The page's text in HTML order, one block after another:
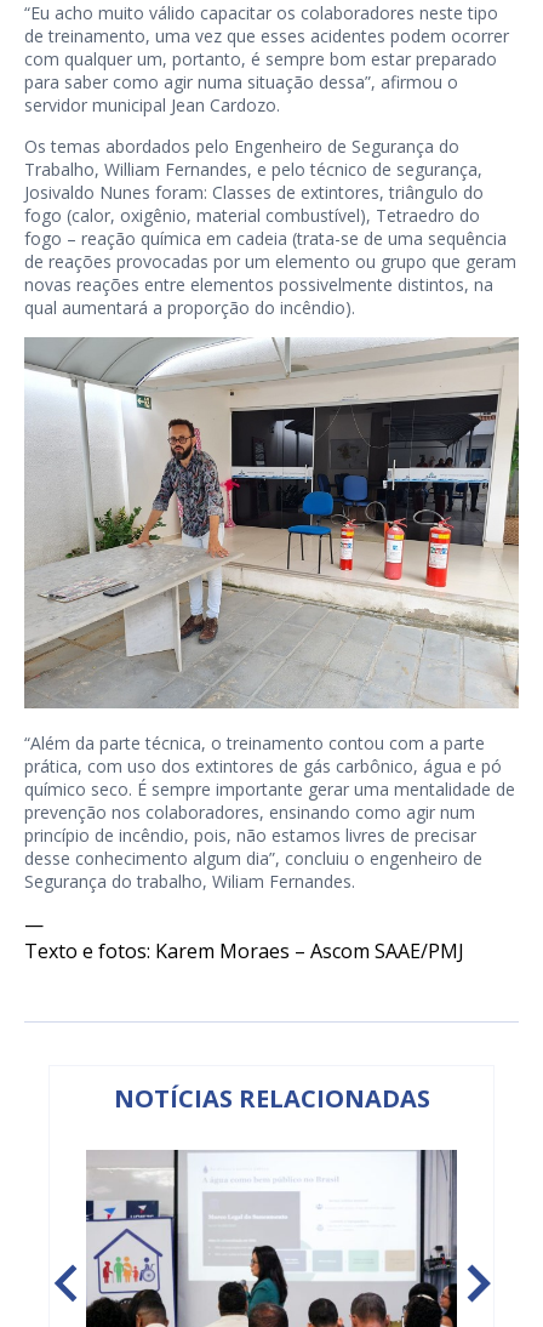
“Eu acho muito válido capacitar os colaboradores neste tipo
de treinamento, uma vez que esses acidentes podem ocorrer
com qualquer um, portanto, é sempre bom estar preparado
para saber como agir numa situação dessa”, afirmou o
servidor municipal Jean Cardozo.
Os temas abordados pelo Engenheiro de Segurança do
Trabalho, William Fernandes, e pelo técnico de segurança,
Josivaldo Nunes foram: Classes de extintores, triângulo do
fogo (calor, oxigênio, material combustível), Tetraedro do
fogo – reação química em cadeia (trata-se de uma sequência
de reações provocadas por um elemento ou grupo que geram
novas reações entre elementos possivelmente distintos, na
qual aumentará a proporção do incêndio).
“Além da parte técnica, o treinamento contou com a parte
prática, com uso dos extintores de gás carbônico, água e pó
químico seco. É sempre importante gerar uma mentalidade de
prevenção nos colaboradores, ensinando como agir num
princípio de incêndio, pois, não estamos livres de precisar
desse conhecimento algum dia”, concluiu o engenheiro de
Segurança do trabalho, Wiliam Fernandes.
—
Texto e fotos: Karem Moraes – Ascom SAAE/PMJ
NOTÍCIAS RELACIONADAS